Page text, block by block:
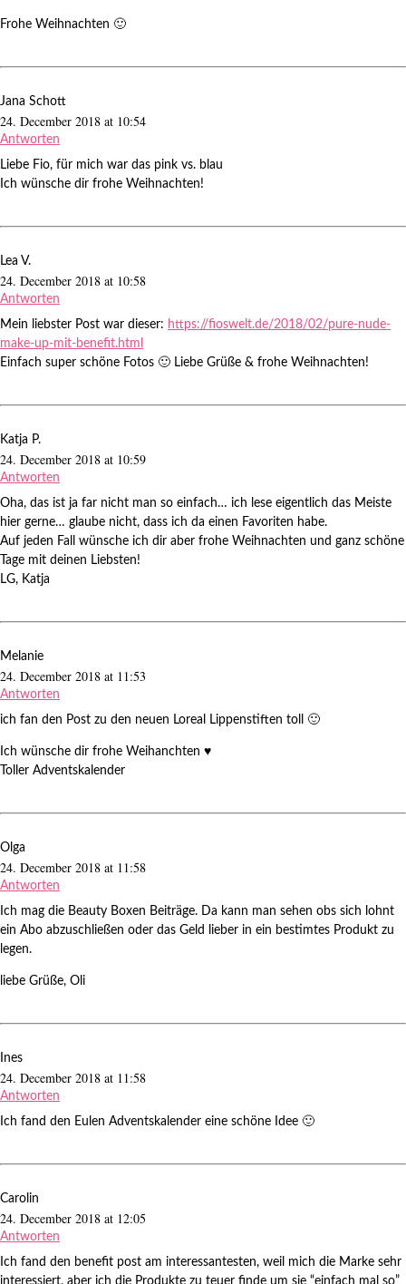
Frohe Weihnachten 🙂
Jana Schott
24. December 2018 at 10:54
Antworten
Liebe Fio, für mich war das pink vs. blau
Ich wünsche dir frohe Weihnachten!
Lea V.
24. December 2018 at 10:58
Antworten
Mein liebster Post war dieser: https://fioswelt.de/2018/02/pure-nude-
make-up-mit-benefit.html
Einfach super schöne Fotos 🙂 Liebe Grüße & frohe Weihnachten!
Katja P.
24. December 2018 at 10:59
Antworten
Oha, das ist ja far nicht man so einfach… ich lese eigentlich das Meiste
hier gerne… glaube nicht, dass ich da einen Favoriten habe.
Auf jeden Fall wünsche ich dir aber frohe Weihnachten und ganz schöne
Tage mit deinen Liebsten!
LG, Katja
Melanie
24. December 2018 at 11:53
Antworten
ich fan den Post zu den neuen Loreal Lippenstiften toll 🙂
Ich wünsche dir frohe Weihanchten ♥
Toller Adventskalender
Olga
24. December 2018 at 11:58
Antworten
Ich mag die Beauty Boxen Beiträge. Da kann man sehen obs sich lohnt
ein Abo abzuschließen oder das Geld lieber in ein bestimtes Produkt zu
legen.
liebe Grüße, Oli
Ines
24. December 2018 at 11:58
Antworten
Ich fand den Eulen Adventskalender eine schöne Idee 🙂
Carolin
24. December 2018 at 12:05
Antworten
Ich fand den benefit post am interessantesten, weil mich die Marke sehr
interessiert, aber ich die Produkte zu teuer finde um sie “einfach mal so”